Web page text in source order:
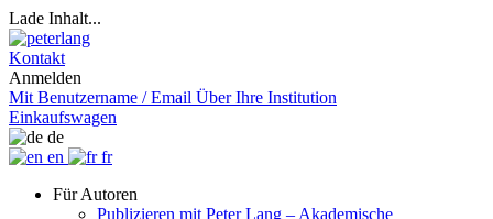
Lade Inhalt...
Kontakt
Anmelden
Mit Benutzername / Email Über Ihre Institution
Einkaufswagen
de
en
fr
Für Autoren
Publizieren mit Peter Lang – Akademische